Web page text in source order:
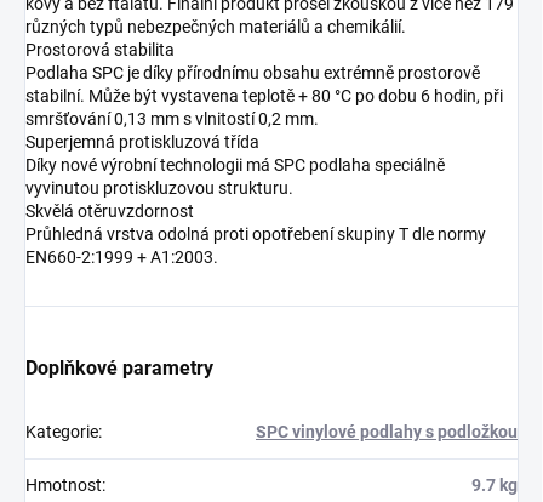
kovy a bez ftalátů. Finální produkt prošel zkouškou z více než 179
různých typů nebezpečných materiálů a chemikálií.
Prostorová stabilita
Podlaha SPC je díky přírodnímu obsahu extrémně prostorově
stabilní. Může být vystavena teplotě + 80 °C po dobu 6 hodin, při
smršťování 0,13 mm s vlnitostí 0,2 mm.
Superjemná protiskluzová třída
Díky nové výrobní technologii má SPC podlaha speciálně
vyvinutou protiskluzovou strukturu.
Skvělá otěruvzdornost
Průhledná vrstva odolná proti opotřebení skupiny T dle normy
EN660-2:1999 + A1:2003.
Doplňkové parametry
Kategorie: SPC vinylové podlahy s podložkou
Hmotnost: 9.7 kg